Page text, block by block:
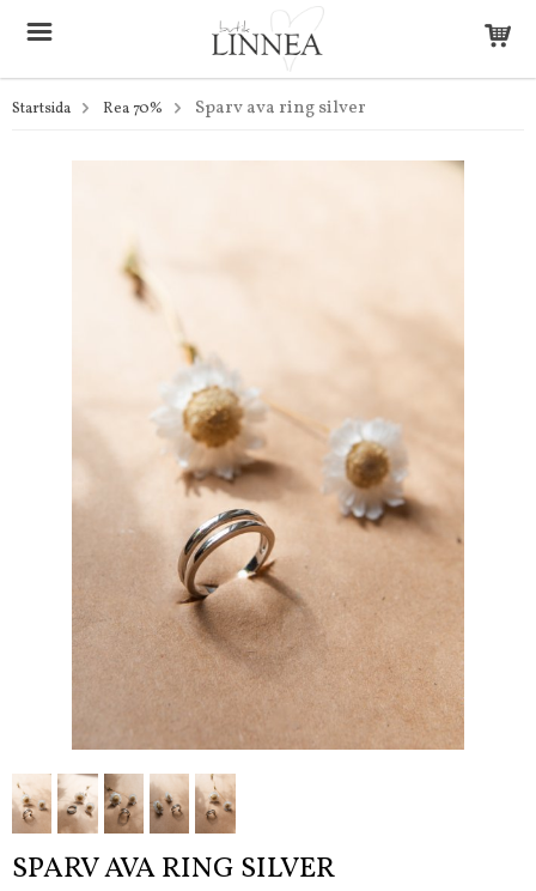
Startsida Rea 70% Sparv ava ring silver
SPARV AVA RING SILVER